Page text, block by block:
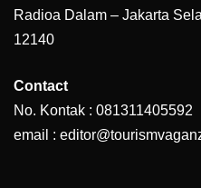
Radioa Dalam – Jakarta
12140
Contact
No. Kontak : 081311405592
email :